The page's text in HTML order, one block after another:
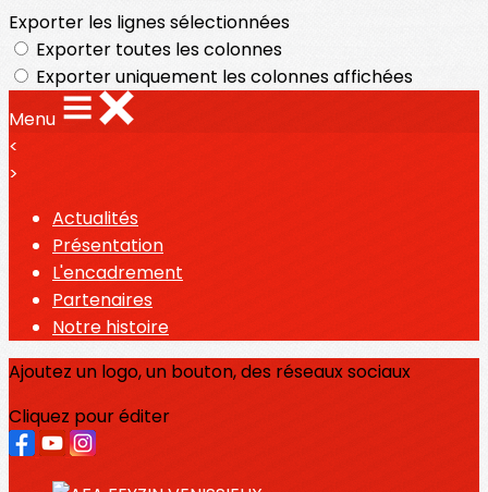
Exporter les lignes sélectionnées
Exporter toutes les colonnes
Exporter uniquement les colonnes affichées
Menu
<
>
Actualités
Présentation
L'encadrement
Partenaires
Notre histoire
Ajoutez un logo, un bouton, des réseaux sociaux
Cliquez pour éditer